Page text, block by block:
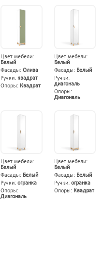
Цвет мебели:
Белый
Фасады: Олива
Ручки: квадрат
Опоры: Квадрат
Цвет мебели:
Белый
Фасады: Белый
Ручки:
диагональ
Опоры:
Диагональ
Цвет мебели:
Белый
Фасады: Белый
Ручки: огранка
Опоры:
Диагональ
Цвет мебели:
Белый
Фасады: Белый
Ручки: огранка
Опоры: Квадрат